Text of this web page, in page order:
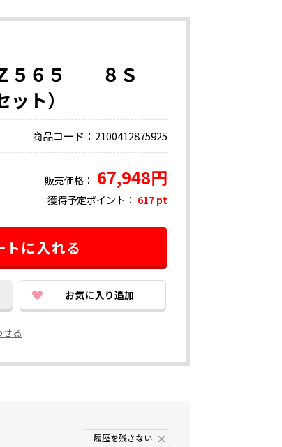
５６５ ８Ｓ
ット）
商品コード：2100412875925
販売価格： 67,948円
獲得予定ポイント： 617 pt
る
履歴を残さない